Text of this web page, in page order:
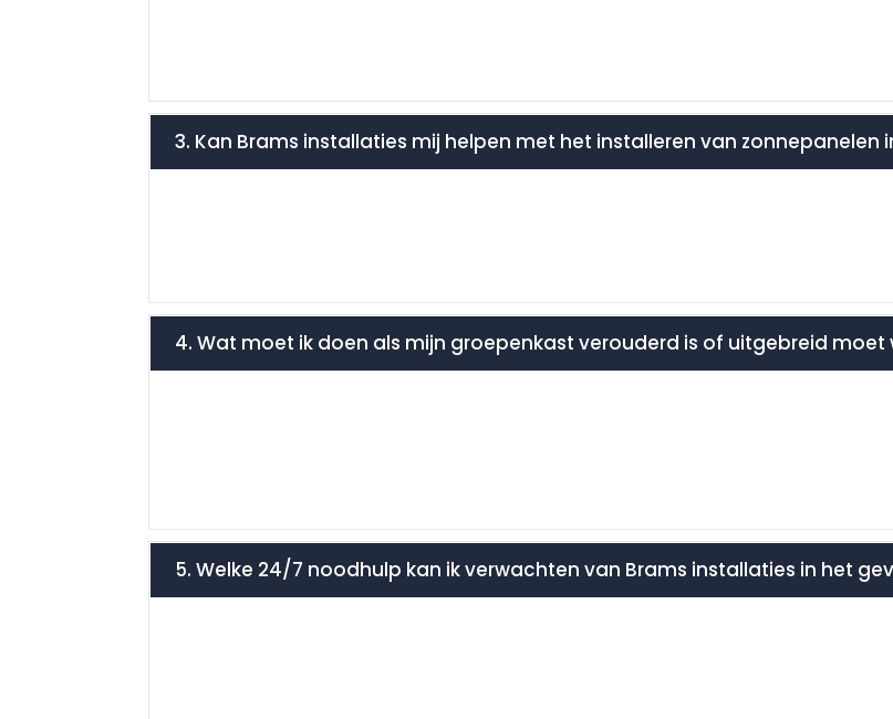
3. Kan Brams installaties mij helpen met het installeren van zonnepanelen
4. Wat moet ik doen als mijn groepenkast verouderd is of uitgebreid moet
5. Welke 24/7 noodhulp kan ik verwachten van Brams installaties in het